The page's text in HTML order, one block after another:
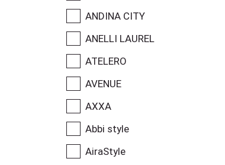
ANDINA CITY
ANELLI LAUREL
ATELERO
AVENUE
AXXA
Abbi style
AiraStyle